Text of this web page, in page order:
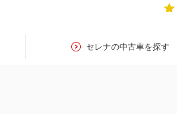
セレナの中古車を探す